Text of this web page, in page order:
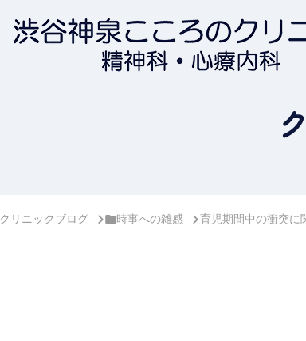
クリニックブログ 時事への雑感 育児期間中の衝突に